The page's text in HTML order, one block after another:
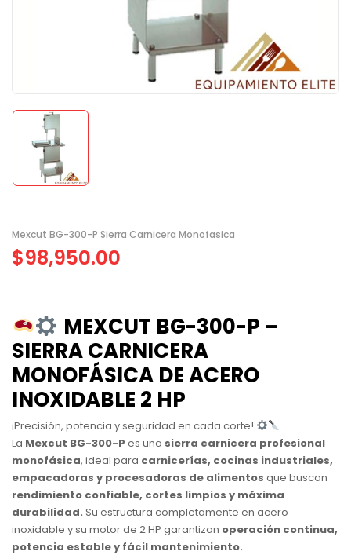
Mexcut BG-300-P Sierra Carnicera Monofasica
$98,950.00
MEXCUT BG-300-P –
SIERRA CARNICERA
MONOFÁSICA DE ACERO
INOXIDABLE 2 HP
¡Precisión, potencia y seguridad en cada corte!
La Mexcut BG-300-P es una sierra carnicera profesional
monofásica, ideal para carnicerías, cocinas industriales,
empacadoras y procesadoras de alimentos que buscan
rendimiento confiable, cortes limpios y máxima
durabilidad. Su estructura completamente en acero
inoxidable y su motor de 2 HP garantizan operación continua,
potencia estable y fácil mantenimiento.